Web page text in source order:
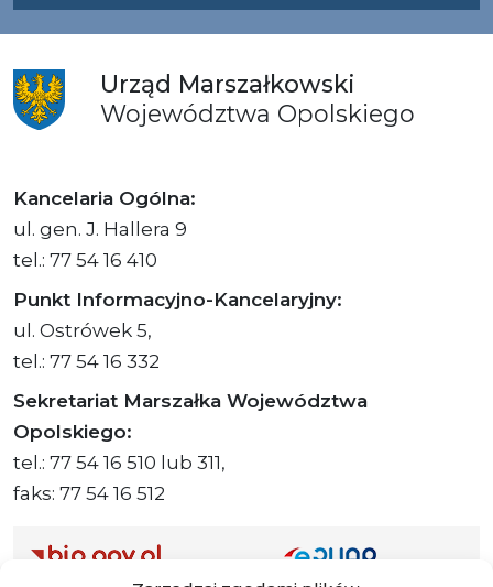
Urząd Marszałkowski
Województwa Opolskiego
Kancelaria Ogólna:
ul. gen. J. Hallera 9
tel.: 77 54 16 410
Punkt Informacyjno-Kancelaryjny:
ul. Ostrówek 5,
tel.: 77 54 16 332
Sekretariat Marszałka Województwa
Opolskiego:
tel.: 77 54 16 510 lub 311,
faks: 77 54 16 512